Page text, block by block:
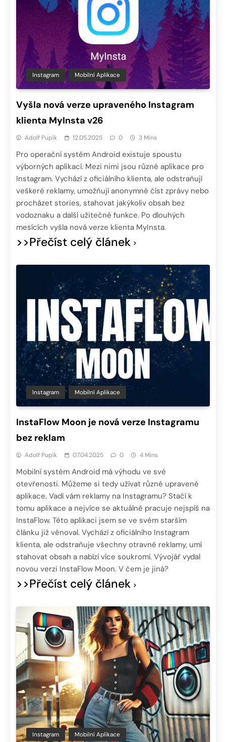
Instagram Mobilní Aplikace
Vyšla nová verze upraveného Instagram
klienta MyInsta v26
Adolf Pupík 12.05.2025 0 3 Mins
Pro operační systém Android existuje spoustu
výborných aplikací. Mezi nimi jsou různé aplikace pro
Instagram. Vychází z oficiálního klienta, ale odstraňují
veškeré reklamy, umožňují anonymně číst zprávy nebo
procházet stories, stahovat jakýkoliv obsah bez
vodoznaku a další užitečné funkce. Po dlouhých
mesících vyšla nová verze klienta MyInsta.
>>Přečíst celý článek
Instagram Mobilní Aplikace
InstaFlow Moon je nová verze Instagramu
bez reklam
Adolf Pupík 07.04.2025 0 4 Mins
Mobilní systém Android má výhodu ve své
otevřenosti. Můžeme si tedy užívat různé upravené
aplikace. Vadí vám reklamy na Instagramu? Stačí k
tomu aplikace a nejvíce se aktuálně pracuje nejspíš na
InstaFlow. Této aplikaci jsem se ve svém starším
článku již věnoval. Vychází z oficiálního Instagram
klienta, ale odstraňuje všechny otravné reklamy, umí
stahovat obsah a nabízí více soukromí. Vývojář vydal
novou verzi InstaFlow Moon. V čem je jiná?
>>Přečíst celý článek
Instagram Mobilní Aplikace